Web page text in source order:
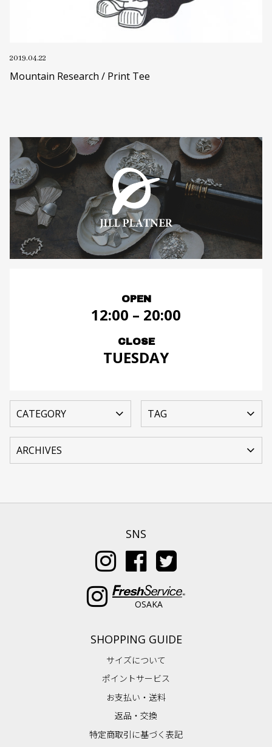
2019.04.22
Mountain Research / Print Tee
OPEN
12:00 – 20:00
CLOSE
TUESDAY
SNS
OSAKA
SHOPPING GUIDE
サイズについて
ポイントサービス
お支払い・送料
返品・交換
特定商取引に基づく表記